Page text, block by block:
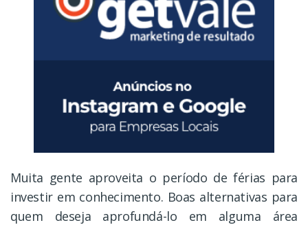
Muita gente aproveita o período de férias para
investir em conhecimento. Boas alternativas para
quem deseja aprofundá-lo em alguma área